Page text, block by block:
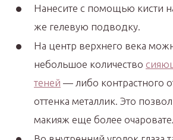
Нанесите с помощью кисти
же гелевую подводку.
На центр верхнего века
небольшое количество
теней — либо контрастного
оттенка металлик. Это
макияж еще более